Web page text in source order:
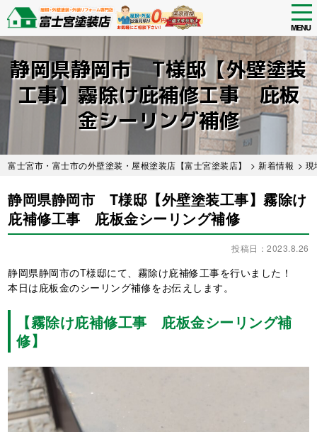
Skip
to
main
content
MENU
静岡県静岡市 T様邸【外壁塗装
工事】霧除け庇補修工事 庇板
金シーリング補修
富士宮市・富士市の外壁塗装・屋根塗装店【富士宮塗装店】 >新着情報 > 現
静岡県静岡市 T様邸【外壁塗装工事】霧除け
庇補修工事 庇板金シーリング補修
投稿日：2023.8.26
静岡県静岡市のT様邸にて、霧除け庇補修工事を行いました！
本日は庇板金のシーリング補修をお伝えします。
【霧除け庇補修工事 庇板金シーリング補
修】